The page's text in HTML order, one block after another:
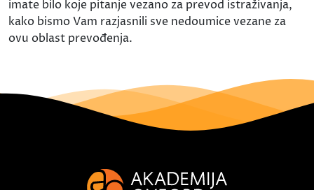
imate bilo koje pitanje vezano za prevod istraživanja,
kako bismo Vam razjasnili sve nedoumice vezane za
ovu oblast prevođenja.